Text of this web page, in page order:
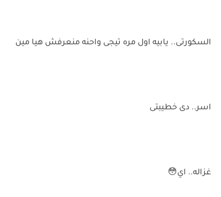
السكورتى.. يابيه اول مره تيجى واحنه منعرفش هيا مين
اسر.. دى خطيبتى
غزاله.. اي😳